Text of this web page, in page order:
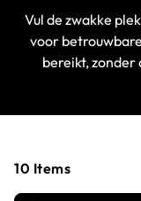
Vul de zwakke
voor
bereikt,
10 Items